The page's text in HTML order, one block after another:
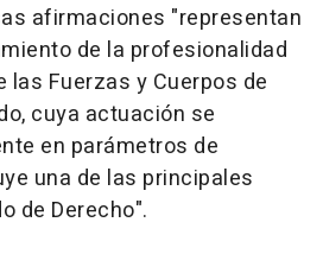
afirmaciones "representan
de la profesionalidad
las Fuerzas y Cuerpos de
cuya actuación se
en parámetros de
una de las principales
de Derecho".